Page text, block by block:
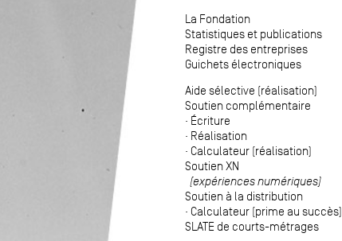
La Fondation
Statistiques et publications
Registre des entreprises
Guichets électroniques
Aide sélective (réalisation)
Soutien complémentaire
· Écriture
· Réalisation
· Calculateur (réalisation)
Soutien XN
(expériences numériques)
Soutien à la distribution
· Calculateur (prime au succès)
SLATE de courts-métrages